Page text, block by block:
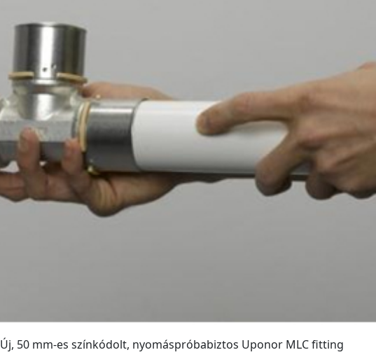
Új, 50 mm-es színkódolt, nyomáspróbabiztos Uponor MLC fitting